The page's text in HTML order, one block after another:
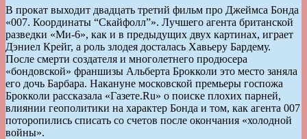
В прокат выходит двадцать третий фильм про Джеймса Бонда
«007. Координаты “Скайфолл”». Лучшего агента британской
разведки «Ми-6», как и в предыдущих двух картинах, играет
Дэниел Крейг, а роль злодея досталась Хавьеру Бардему.
После смерти создателя и многолетнего продюсера
«бондовской» франшизы Альберта Брокколи это место заняла
его дочь Барбара. Накануне московской премьеры госпожа
Брокколи рассказала «Газете.Ru» о поиске плохих парней,
влиянии геополитики на характер Бонда и том, как агента 007
поторопились списать со счетов после окончания «холодной
войны».